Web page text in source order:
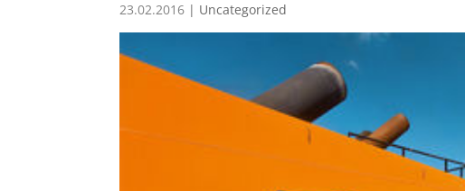
23.02.2016 | Uncategorized